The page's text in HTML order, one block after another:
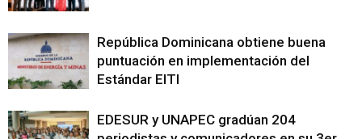
República Dominicana obtiene buena
puntuación en implementación del
Estándar EITI
EDESUR y UNAPEC gradúan 204